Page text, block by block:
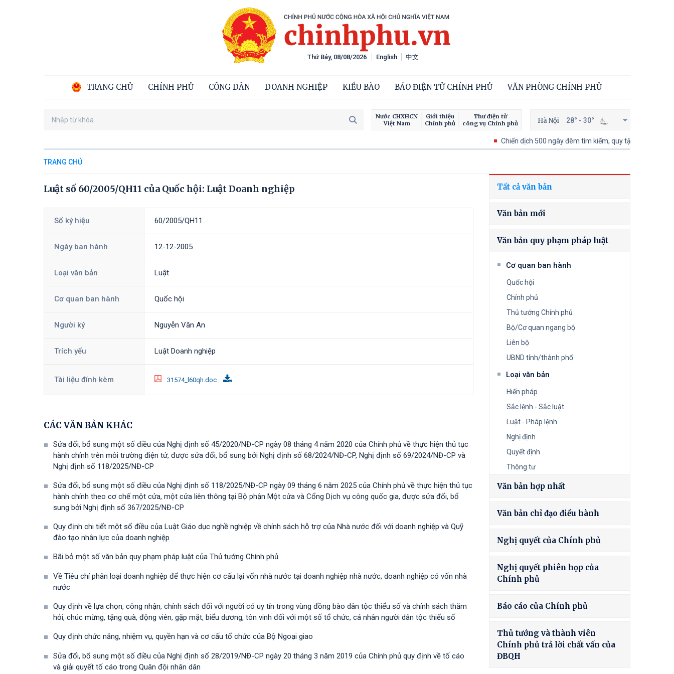
English 中文
TRANG CHỦ CHÍNH PHỦ CÔNG DÂN DOANH NGHIỆP KIỀU BÀO BÁO ĐIỆN TỬ CHÍNH PHỦ VĂN PHÒNG CHÍNH PHỦ
Thứ Bảy, 08/08/2026
Nước CHXHCN
Việt Nam
Giới thiệu
Chính phủ
Thư điện tử
công vụ Chính phủ
Hà Nội 28° - 30°
Chiến dịch 500 ngày đêm tìm kiếm, quy tập và xác định danh
TRANG CHỦ
Luật số 60/2005/QH11 của Quốc hội: Luật Doanh nghiệp
Số ký hiệu 60/2005/QH11
Ngày ban hành 12-12-2005
Loại văn bản Luật
Cơ quan ban hành Quốc hội
Người ký Nguyễn Văn An
Trích yếu Luật Doanh nghiệp
Tài liệu đính kèm 31574_l60qh.doc
CÁC VĂN BẢN KHÁC
Sửa đổi, bổ sung một số điều của Nghị định số 45/2020/NĐ-CP ngày 08 tháng 4 năm 2020 của Chính phủ về thực hiện thủ tục
hành chính trên môi trường điện tử, được sửa đổi, bổ sung bởi Nghị định số 68/2024/NĐ-CP, Nghị định số 69/2024/NĐ-CP và
Nghị định số 118/2025/NĐ-СР
Sửa đổi, bổ sung một số điều của Nghị định số 118/2025/NĐ-CP ngày 09 tháng 6 năm 2025 của Chính phủ về thực hiện thủ tục
hành chính theo cơ chế một cửa, một cửa liên thông tại Bộ phận Một cửa và Cổng Dịch vụ công quốc gia, được sửa đổi, bổ
sung bởi Nghị định số 367/2025/NĐ-СР
Quy định chi tiết một số điều của Luật Giáo dục nghề nghiệp về chính sách hỗ trợ của Nhà nước đối với doanh nghiệp và Quỹ
đào tạo nhân lực của doanh nghiệp
Bãi bỏ một số văn bản quy phạm pháp luật của Thủ tướng Chính phủ
Về Tiêu chí phân loại doanh nghiệp để thực hiện cơ cấu lại vốn nhà nước tại doanh nghiệp nhà nước, doanh nghiệp có vốn nhà
nước
Quy định về lựa chọn, công nhận, chính sách đối với người có uy tín trong vùng đồng bào dân tộc thiểu số và chính sách thăm
hỏi, chúc mừng, tặng quà, động viên, gặp mặt, biểu dương, tôn vinh đối với một số tổ chức, cá nhân người dân tộc thiểu số
Quy định chức năng, nhiệm vụ, quyền hạn và cơ cấu tổ chức của Bộ Ngoại giao
Sửa đổi, bổ sung một số điều của Nghị định số 28/2019/NĐ-CР ngày 20 tháng 3 năm 2019 của Chính phủ quy định về tố cáo
và giải quyết tố cáo trong Quân đội nhân dân
Tất cả văn bản
Văn bản mới
Văn bản quy phạm pháp luật
Cơ quan ban hành
Quốc hội
Chính phủ
Thủ tướng Chính phủ
Bộ/Cơ quan ngang bộ
Liên bộ
UBND tỉnh/thành phố
Loại văn bản
Hiến pháp
Sắc lệnh - Sắc luật
Luật - Pháp lệnh
Nghị định
Quyết định
Thông tư
Văn bản hợp nhất
Văn bản chỉ đạo điều hành
Nghị quyết của Chính phủ
Nghị quyết phiên họp của
Chính phủ
Báo cáo của Chính phủ
Thủ tướng và thành viên
Chính phủ trả lời chất vấn của
ĐBQH